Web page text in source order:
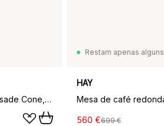
Mesa de café redonda Palissade Cone, Olive, ø70
Restam apenas alguns
HAY
560 €699 €